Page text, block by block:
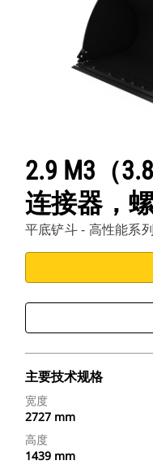
2.9 M3（
连接器，
平底铲斗 - 高性能系列
主要技术规格
宽度
2727 mm
高度
1439 mm